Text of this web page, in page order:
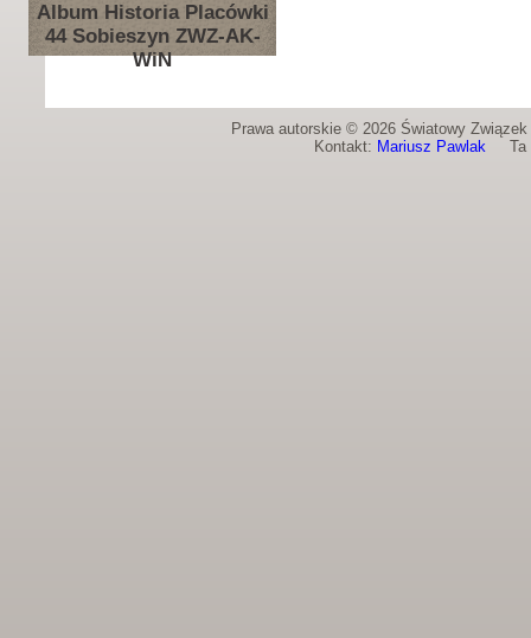
Album Historia Placówki
44 Sobieszyn ZWZ-AK-
WiN
Prawa autorskie © 2026 Światowy
Kontakt: Mariusz PawlakTa